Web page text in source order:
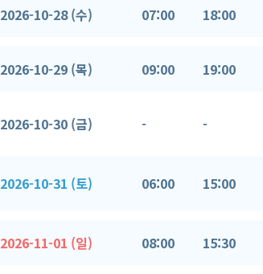
2026-10-28 (수) 07:00 18:00
2026-10-29 (목) 09:00 19:00
2026-10-30 (금) - -
2026-10-31 (토) 06:00 15:00
2026-11-01 (일) 08:00 15:30